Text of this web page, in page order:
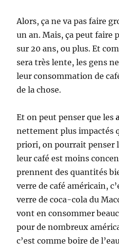
Alors, ça ne va pas faire
un an. Mais, ça peut faire
sur 20 ans, ou plus. Et
sera très lente, les gens
leur consommation de
de la chose.
Et on peut penser que les
nettement plus impactés
priori, on pourrait penser
leur café est moins
prennent des quantités
verre de café américain,
verre de coca-cola du
vont en consommer
pour de nombreux
c’est comme boire de